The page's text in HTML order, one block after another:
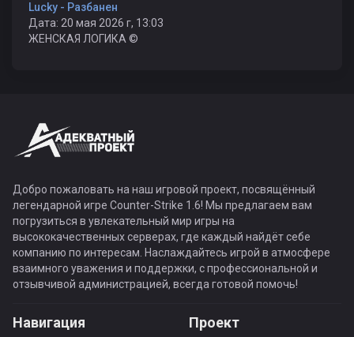
Luckу - Разбанен
Дата: 20 мая 2026 г, 13:03
ЖЕНСКАЯ ЛОГИКА ©
Добро пожаловать на наш игровой проект, посвящённый
легендарной игре Counter-Strike 1.6! Мы предлагаем вам
погрузиться в увлекательный мир игры на
высококачественных серверах, где каждый найдёт себе
компанию по интересам. Наслаждайтесь игрой в атмосфере
взаимного уважения и поддержки, с профессиональной и
отзывчивой администрацией, всегда готовой помочь!
Навигация Проект